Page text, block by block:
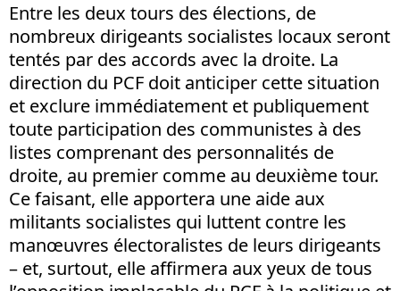
Entre les deux tours des élections, de
nombreux dirigeants socialistes locaux seront
tentés par des accords avec la droite. La
direction du PCF doit anticiper cette situation
et exclure immédiatement et publiquement
toute participation des communistes à des
listes comprenant des personnalités de
droite, au premier comme au deuxième tour.
Ce faisant, elle apportera une aide aux
militants socialistes qui luttent contre les
manœuvres électoralistes de leurs dirigeants
– et, surtout, elle affirmera aux yeux de tous